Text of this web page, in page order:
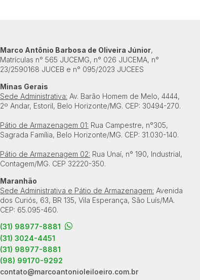
Marco Antônio Barbosa de Oliveira Júnior,
Matrículas n° 565 JUCEMG, n° 026 JUCEMA, n°
23/2590168 JUCEB e n° 095/2023 JUCEES
Minas Gerais
Sede Administrativa: Av. Barão Homem de Melo, 4444,
2º Andar, Estoril, Belo Horizonte/MG. CEP: 30494-270.
Pátio de Armazenagem 01: Rua Campestre, n°305,
Sagrada Família, Belo Horizonte/MG. CEP: 31.030-140.
Pátio de Armazenagem 02: Rua Unaí, n° 190, Industrial,
Contagem/MG. CEP 32220-350.
Maranhão
Sede Administrativa e Pátio de Armazenagem: Avenida
dos Curiós, 63, BR 135, Vila Esperança, São Luís/MA.
CEP: 65.095-460.
(31) 98977-8881
(31) 3024-4451
(31) 98977-8881
(98) 99170-9292
contato@marcoantonioleiloeiro.com.br